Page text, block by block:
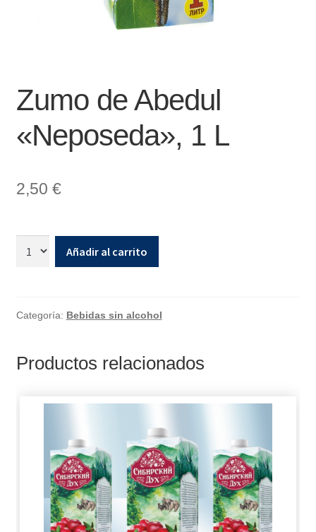
Zumo de Abedul
«Neposeda», 1 L
2,50 €
Añadir al carrito
Categoría: Bebidas sin alcohol
Productos relacionados